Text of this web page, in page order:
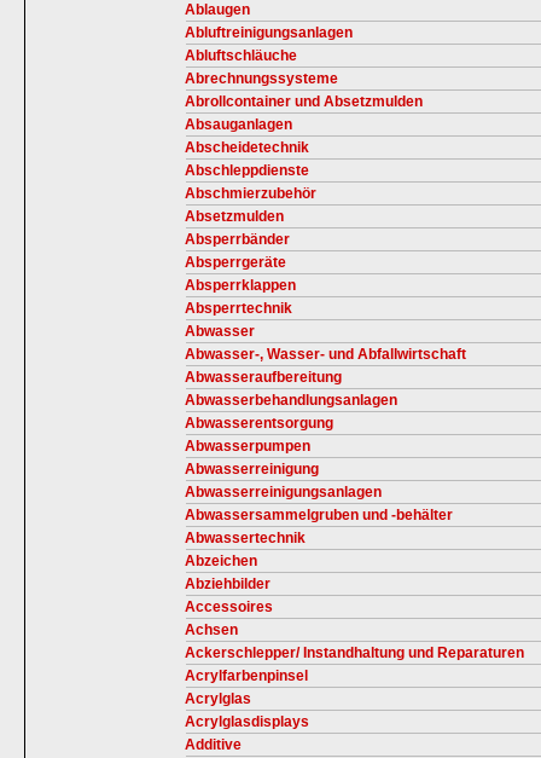
Ablaugen
Abluftreinigungsanlagen
Abluftschläuche
Abrechnungssysteme
Abrollcontainer und Absetzmulden
Absauganlagen
Abscheidetechnik
Abschleppdienste
Abschmierzubehör
Absetzmulden
Absperrbänder
Absperrgeräte
Absperrklappen
Absperrtechnik
Abwasser
Abwasser-, Wasser- und Abfallwirtschaft
Abwasseraufbereitung
Abwasserbehandlungsanlagen
Abwasserentsorgung
Abwasserpumpen
Abwasserreinigung
Abwasserreinigungsanlagen
Abwassersammelgruben und -behälter
Abwassertechnik
Abzeichen
Abziehbilder
Accessoires
Achsen
Ackerschlepper/ Instandhaltung und Reparaturen
Acrylfarbenpinsel
Acrylglas
Acrylglasdisplays
Additive